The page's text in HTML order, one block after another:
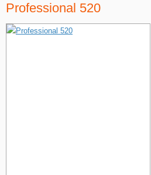
Аксессуары
Professional 520